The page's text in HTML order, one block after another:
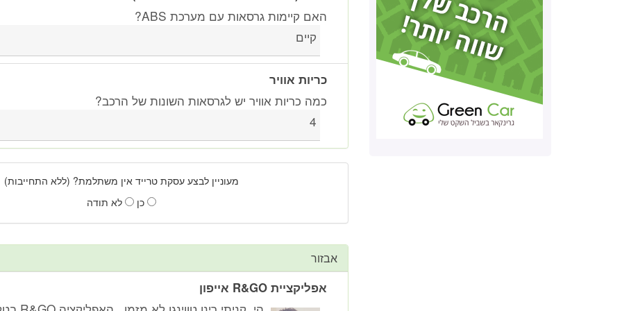
האם קיימות גרסאות עם מערכת ABS?
קיים
כריות אוויר
כמה כריות אוויר יש לגרסאות השונות של הרכב?
4
מעוניין לבצע עסקת טרייד אין משתלמת? (ללא התחייבות)
כן
לא תודה
אבזור
אפליקציית R&GO אייפון